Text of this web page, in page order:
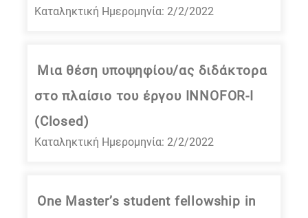
Καταληκτική Ημερομηνία: 2/2/2022
Μια θέση υποψηφίου/ας διδάκτορα
στο πλαίσιο του έργου INNOFOR-I
(Closed)
Καταληκτική Ημερομηνία: 2/2/2022
One Master’s student fellowship in